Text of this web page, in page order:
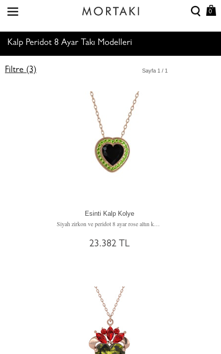
0
Kalp Peridot 8 Ayar Takı Modelleri
Filtre (3) Sayfa 1 / 1
Esinti Kalp Kolye
Siyah zirkon ve peridot 8 ayar rose altın kolye (40 cm rose altın rolo zincir)
23.382 TL